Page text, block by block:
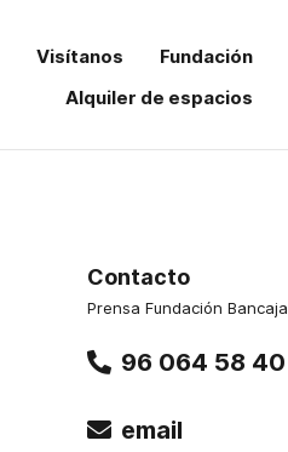
Visítanos
Fundación
Alquiler de espacios
Contacto
Prensa Fundación Bancaja
96 064 58 40
email